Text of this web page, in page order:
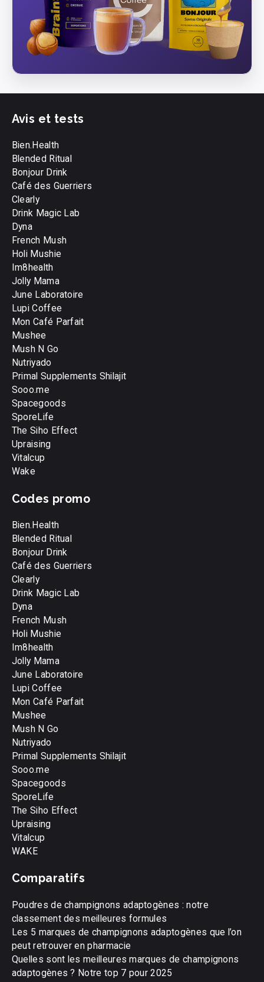
Avis et tests
Bien.Health
Blended Ritual
Bonjour Drink
Café des Guerriers
Clearly
Drink Magic Lab
Dyna
French Mush
Holi Mushie
Im8health
Jolly Mama
June Laboratoire
Lupi Coffee
Mon Café Parfait
Mushee
Mush N Go
Nutriyado
Primal Supplements Shilajit
Sooo.me
Spacegoods
SporeLife
The Siho Effect
Upraising
Vitalcup
Wake
Codes promo
Bien.Health
Blended Ritual
Bonjour Drink
Café des Guerriers
Clearly
Drink Magic Lab
Dyna
French Mush
Holi Mushie
Im8health
Jolly Mama
June Laboratoire
Lupi Coffee
Mon Café Parfait
Mushee
Mush N Go
Nutriyado
Primal Supplements Shilajit
Sooo.me
Spacegoods
SporeLife
The Siho Effect
Upraising
Vitalcup
WAKE
Comparatifs
Poudres de champignons adaptogènes : notre
classement des meilleures formules
Les 5 marques de champignons adaptogènes que l’on
peut retrouver en pharmacie
Quelles sont les meilleures marques de champignons
adaptogènes ? Notre top 7 pour 2025